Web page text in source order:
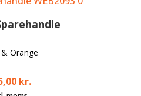
Orange
kr.